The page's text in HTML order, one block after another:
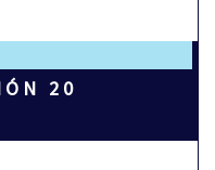
Ó N 2 0